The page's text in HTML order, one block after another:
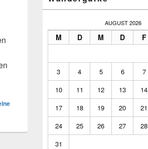
ca. 20 Km
AUGUST 2026
M D M D F
3
4 5 6 7
10
11 12 13 14
17
18 19 20 21
24
25 26 27 28
31